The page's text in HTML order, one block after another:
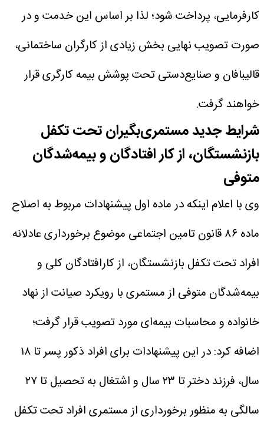
کارفرمایی، پرداخت شود؛ لذا بر اساس این خدمت و در
صورت تصویب نهایی بخش زیادی از کارگران ساختمانی،
قالیبافان و صنایع‌دستی تحت پوشش بیمه کارگری قرار
خواهند گرفت.
شرایط جدید مستمری‌بگیران تحت تکفل
بازنشستگان، از کار افتادگان و بیمه‌شدگان
متوفی
وی با اعلام اینکه در ماده اول پیشنهادات مربوط به اصلاح
ماده ۸۶ قانون تامین اجتماعی موضوع برخورداری عادلانه
افراد تحت تکفل بازنشستگان، از کارافتادگان کلی و
بیمه‌شدگان متوفی از مستمری با رویکرد صیانت از نهاد
خانواده و محاسبات بیمه‌ای مورد تصویب قرار گرفت؛
اضافه کرد: در این پیشنهادات برای افراد ذکور پسر تا ۱۸
سال، فرزند دختر تا ۲۳ سال و اشتغال به تحصیل تا ۲۷
سالگی به منظور برخورداری از مستمری افراد تحت تکفل